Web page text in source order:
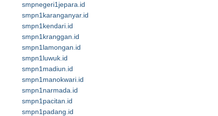
smpnegeri1jepara.id
smpn1karanganyar.id
smpn1kendari.id
smpn1kranggan.id
smpn1lamongan.id
smpn1luwuk.id
smpn1madiun.id
smpn1manokwari.id
smpn1narmada.id
smpn1pacitan.id
smpn1padang.id